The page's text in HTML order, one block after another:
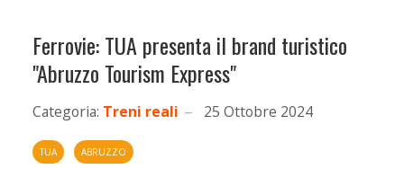
Ferrovie: TUA presenta il brand turistico
"Abruzzo Tourism Express"
Categoria: Treni reali 25 Ottobre 2024
TUA ABRUZZO